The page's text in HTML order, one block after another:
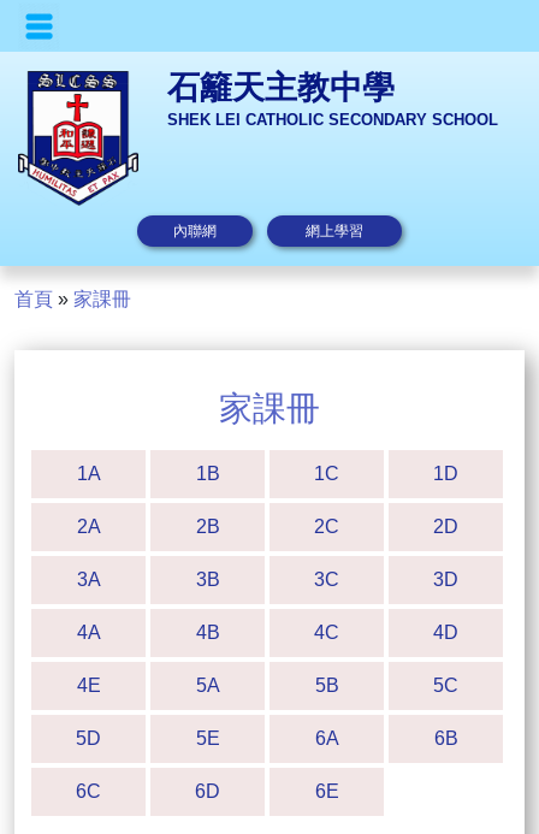
石籬天主教中學
SHEK LEI CATHOLIC SECONDARY SCHOOL
內聯網 網上學習
首頁 » 家課冊
家課冊
1A 1B 1C 1D
2A 2B 2C 2D
3A 3B 3C 3D
4A 4B 4C 4D
4E 5A 5B 5C
5D 5E 6A 6B
6C 6D 6E